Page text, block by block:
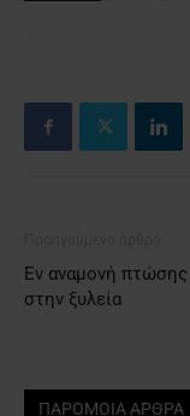
Εν αναμονή
στην ξυλεία
ΠΑΡΟΜΟΙΑ ΑΡΘΡΑ